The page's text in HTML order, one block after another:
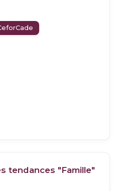
tendances "Famille"